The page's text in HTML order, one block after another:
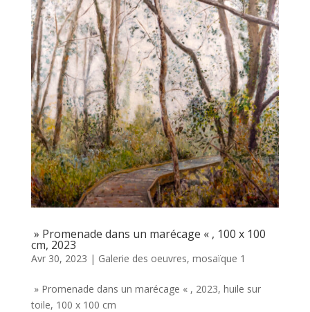
» Promenade dans un marécage « , 100 x 100
cm, 2023
Avr 30, 2023 | Galerie des oeuvres, mosaïque 1
» Promenade dans un marécage « , 2023, huile sur
toile, 100 x 100 cm